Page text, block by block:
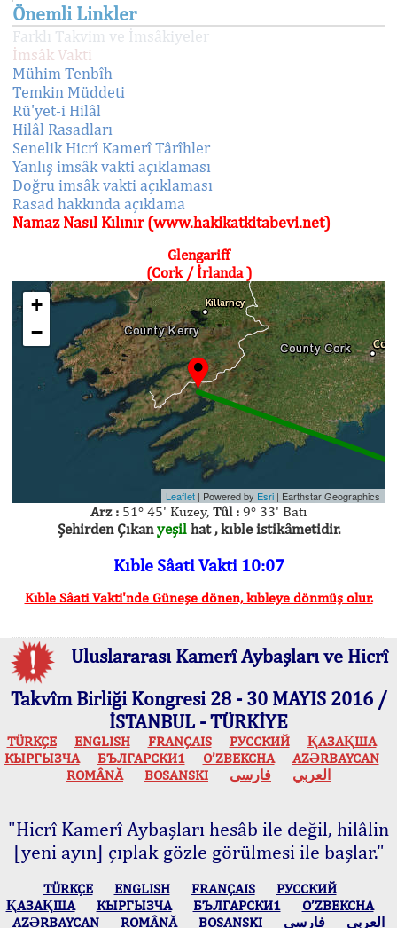
Önemli Linkler
Farklı Takvim ve İmsâkiyeler
İmsâk Vakti
Mühim Tenbîh
Temkin Müddeti
Rü'yet-i Hilâl
Hilâl Rasadları
Senelik Hicrî Kamerî Târîhler
Yanlış imsâk vakti açıklaması
Doğru imsâk vakti açıklaması
Rasad hakkında açıklama
Namaz Nasıl Kılınır (www.hakikatkitabevi.net)
Glengariff
(Cork / İrlanda )
+
−
Leaflet | Powered by Esri | Earthstar Geographics
Arz : 51° 45' Kuzey, Tûl : 9° 33' Batı
Şehirden Çıkanyeşilhat , kıble istikâmetidir.
Kıble Sâati Vakti 10:07
Kıble Sâati Vakti'nde Güneşe dönen, kıbleye dönmüş olur.
Uluslararası Kamerî Aybaşları ve Hicrî
Takvîm Birliği Kongresi 28 - 30 MAYIS 2016 /
İSTANBUL - TÜRKİYE
TÜRKÇE ENGLISH FRANÇAIS РУССКИЙ
ҚАЗАҚША
КЫPГЫЗЧA
БЪЛГАРСКИ1 O’ZBEKCHA
AZӘRBAYCAN
ROMÂNĂ
BOSANSKI العربي فارسی
"Hicrî Kamerî Aybaşları hesâb ile değil, hilâlin
[yeni ayın] çıplak gözle görülmesi ile başlar."
TÜRKÇE ENGLISH FRANÇAIS
РУССКИЙ
ҚАЗАҚША
КЫPГЫЗЧA БЪЛГАРСКИ1
O’ZBEKCHA
AZӘRBAYCAN
ROMÂNĂ BOSANSKI العربي فارسی